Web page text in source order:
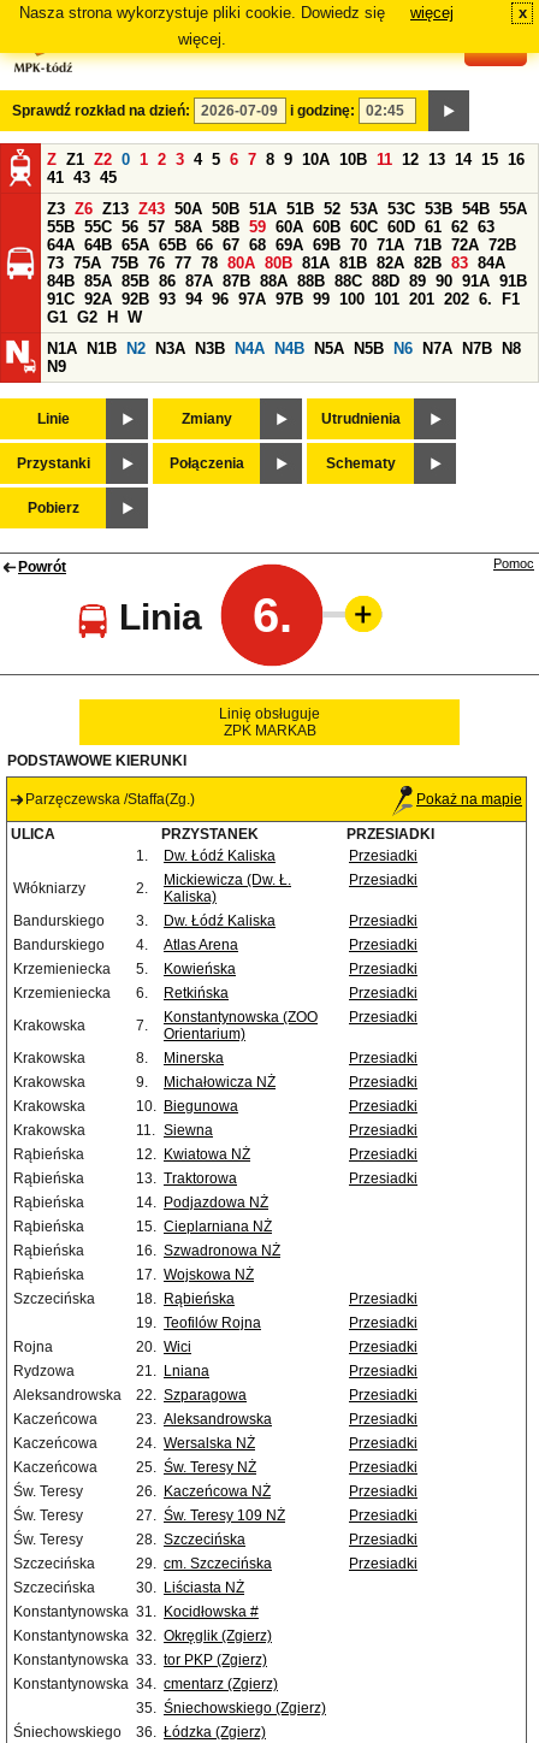
Nasza strona wykorzystuje pliki cookie. Dowiedz się
więcej.
więcej x
Sprawdź rozkład na dzień: i godzinę:
Z Z1 Z2 0 1 2 3 4 5 6 7 8 9 10A 10B 11 12 13 14 15 16
41 43 45
Z3 Z6 Z13 Z43 50A 50B 51A 51B 52 53A 53C 53B 54B 55A
55B 55C 56 57 58A 58B 59 60A 60B 60C 60D 61 62 63
64A 64B 65A 65B 66 67 68 69A 69B 70 71A 71B 72A 72B
73 75A 75B 76 77 78 80A 80B 81A 81B 82A 82B 83 84A
84B 85A 85B 86 87A 87B 88A 88B 88C 88D 89 90 91A 91B
91C 92A 92B 93 94 96 97A 97B 99 100 101 201 202 6.
F1
G1 G2 H
W
N1A
N1B N2 N3A N3B N4A N4B N5A N5B N6 N7A N7B
N8
N9
Linie Zmiany Utrudnienia
Przystanki Połączenia Schematy
Pobierz
Powrót
Linia 6.
Pomoc
Linię obsługuje
ZPK MARKAB
PODSTAWOWE KIERUNKI
Parzęczewska /Staffa(Zg.) Pokaż na mapie
ULICA PRZYSTANEK
PRZESIADKI
1.
Dw. Łódź Kaliska
Przesiadki
Włókniarzy
2.
Mickiewicza (Dw. Ł.
Kaliska)
Przesiadki
Bandurskiego 3. Dw. Łódź Kaliska
Przesiadki
Bandurskiego
4. Atlas Arena
Przesiadki
Krzemieniecka
5. Kowieńska
Przesiadki
Krzemieniecka
6. Retkińska
Przesiadki
Krakowska
7.
Konstantynowska (ZOO
Orientarium)
Przesiadki
Krakowska 8. Minerska
Przesiadki
Krakowska
9. Michałowicza NŻ
Przesiadki
Krakowska
10. Biegunowa
Przesiadki
Krakowska
11. Siewna
Przesiadki
Rąbieńska
12. Kwiatowa NŻ
Przesiadki
Rąbieńska
13. Traktorowa
Przesiadki
Rąbieńska
14. Podjazdowa NŻ
Rąbieńska
15. Cieplarniana NŻ
Rąbieńska
16. Szwadronowa NŻ
Rąbieńska
17. Wojskowa NŻ
Szczecińska
18. Rąbieńska
Przesiadki
19. Teofilów Rojna
Przesiadki
Rojna
20. Wici
Przesiadki
Rydzowa
21. Lniana
Przesiadki
Aleksandrowska
22. Szparagowa
Przesiadki
Kaczeńcowa
23. Aleksandrowska
Przesiadki
Kaczeńcowa
24. Wersalska NŻ
Przesiadki
Kaczeńcowa
25. Św. Teresy NŻ
Przesiadki
Św. Teresy
26. Kaczeńcowa NŻ
Przesiadki
Św. Teresy
27. Św. Teresy 109 NŻ
Przesiadki
Św. Teresy
28. Szczecińska
Przesiadki
Szczecińska
29. cm. Szczecińska
Przesiadki
Szczecińska
30. Liściasta NŻ
Konstantynowska 31. Kocidłowska #
Konstantynowska 32. Okręglik (Zgierz)
Konstantynowska 33. tor PKP (Zgierz)
Konstantynowska 34. cmentarz (Zgierz)
35. Śniechowskiego (Zgierz)
Śniechowskiego
36. Łódzka (Zgierz)